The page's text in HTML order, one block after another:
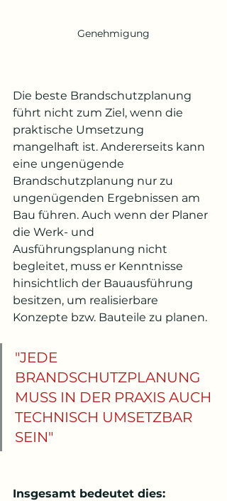
Genehmigung
Die beste Brandschutzplanung
führt nicht zum Ziel, wenn die
praktische Umsetzung
mangelhaft ist. Andererseits kann
eine ungenügende
Brandschutzplanung nur zu
ungenügenden Ergebnissen am
Bau führen. Auch wenn der Planer
die Werk- und
Ausführungsplanung nicht
begleitet, muss er Kenntnisse
hinsichtlich der Bauausführung
besitzen, um realisierbare
Konzepte bzw. Bauteile zu planen.
"JEDE
BRANDSCHUTZPLANUNG
MUSS IN DER PRAXIS AUCH
TECHNISCH UMSETZBAR
SEIN"
Insgesamt bedeutet dies: